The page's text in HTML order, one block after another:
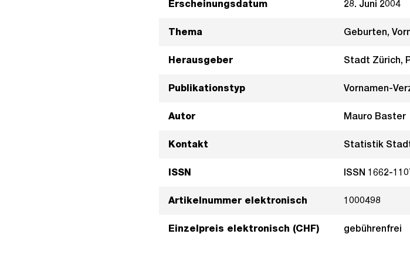
Erscheinungsdatum 28. Juni 2004
Thema Geburten,
Herausgeber Stadt Zürich,
Publikationstyp Vornamen-
Autor Mauro Baster
Kontakt Statistik Stadt
ISSN ISSN 1662-
Artikelnummer elektronisch 1000498
Einzelpreis elektronisch (CHF) gebührenfrei